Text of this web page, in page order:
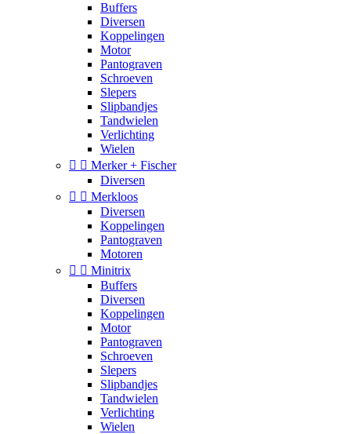
Buffers
Diversen
Koppelingen
Motor
Pantograven
Schroeven
Slepers
Slipbandjes
Tandwielen
Verlichting
Wielen
  Merker + Fischer
Diversen
  Merkloos
Diversen
Koppelingen
Pantograven
Motoren
  Minitrix
Buffers
Diversen
Koppelingen
Motor
Pantograven
Schroeven
Slepers
Slipbandjes
Tandwielen
Verlichting
Wielen